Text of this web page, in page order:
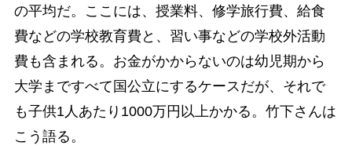
の平均だ。ここには、授業料、修学旅行費、給食
費などの学校教育費と、習い事などの学校外活動
費も含まれる。お金がかからないのは幼児期から
大学まですべて国公立にするケースだが、それで
も子供1人あたり1000万円以上かかる。竹下さんは
こう語る。